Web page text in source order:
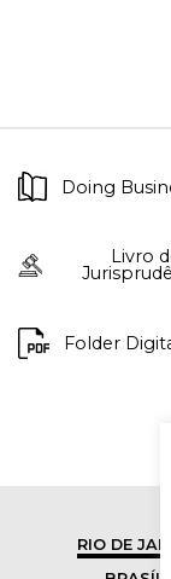
Doing
Livro
Folder
RIO DE